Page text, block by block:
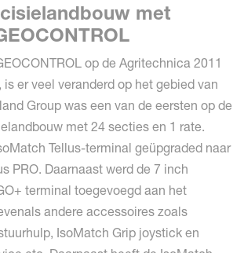
met
op de Agritechnica 2011
er veel veranderd op het gebied van
Group was een van de eersten op de
met 24 secties en 1 rate.
Tellus-terminal geüpgraded naar
PRO. Daarnaast werd de 7 inch
terminal toegevoegd aan het
andere accessoires zoals
IsoMatch Grip joystick en